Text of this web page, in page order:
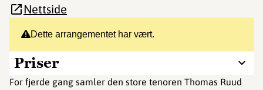
Dette arrangementet har vært.
Priser
For fjerde gang samler den store tenoren Thomas Ruud
Nettside